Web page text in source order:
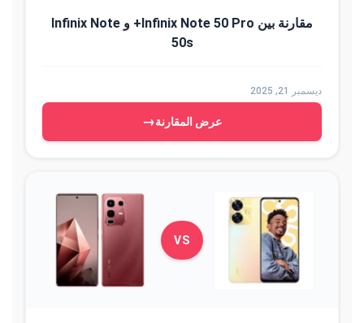
مقارنة بين Infinix Note 50 Pro+ و Infinix Note
50s
ديسمبر 21, 2025
عرض المقارنة→
VS